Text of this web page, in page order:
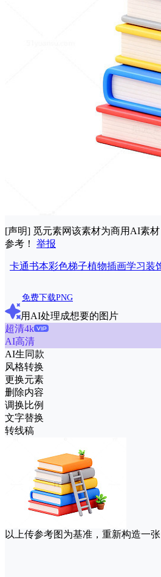
[声明] 觅元素网该素材为商用AI素
参考！ 举报
卡通书本彩色梯子植物插画学习装
免费下载PNG
用AI处理成想要的图片
超清4k
AI高清
AI生同款
风格转换
更换元素
删除内容
调换比例
文字替换
转线稿
以上传参考图为基准，重新构造一张